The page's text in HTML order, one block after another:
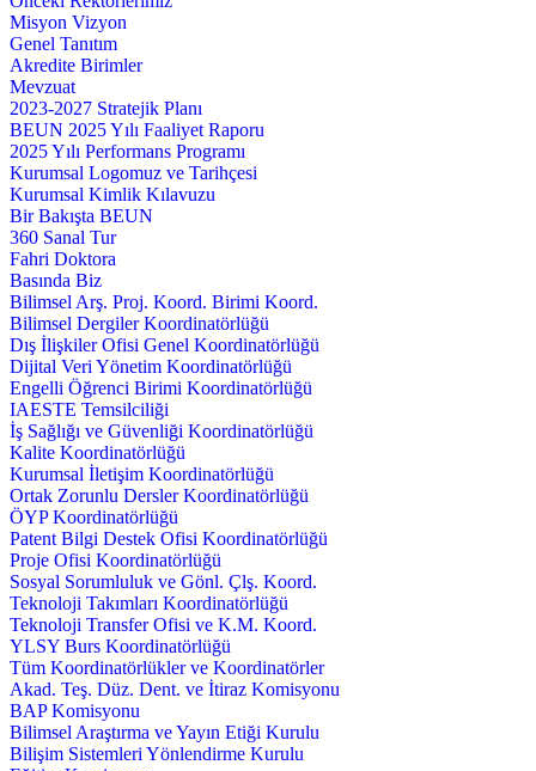
Misyon Vizyon
Genel Tanıtım
Akredite Birimler
Mevzuat
2023-2027 Stratejik Planı
BEUN 2025 Yılı Faaliyet Raporu
2025 Yılı Performans Programı
Kurumsal Logomuz ve Tarihçesi
Kurumsal Kimlik Kılavuzu
Bir Bakışta BEUN
360 Sanal Tur
Fahri Doktora
Basında Biz
Bilimsel Arş. Proj. Koord. Birimi Koord.
Bilimsel Dergiler Koordinatörlüğü
Dış İlişkiler Ofisi Genel Koordinatörlüğü
Dijital Veri Yönetim Koordinatörlüğü
Engelli Öğrenci Birimi Koordinatörlüğü
IAESTE Temsilciliği
İş Sağlığı ve Güvenliği Koordinatörlüğü
Kalite Koordinatörlüğü
Kurumsal İletişim Koordinatörlüğü
Ortak Zorunlu Dersler Koordinatörlüğü
ÖYP Koordinatörlüğü
Patent Bilgi Destek Ofisi Koordinatörlüğü
Proje Ofisi Koordinatörlüğü
Sosyal Sorumluluk ve Gönl. Çlş. Koord.
Teknoloji Takımları Koordinatörlüğü
Teknoloji Transfer Ofisi ve K.M. Koord.
YLSY Burs Koordinatörlüğü
Tüm Koordinatörlükler ve Koordinatörler
Akad. Teş. Düz. Dent. ve İtiraz Komisyonu
BAP Komisyonu
Bilimsel Araştırma ve Yayın Etiği Kurulu
Bilişim Sistemleri Yönlendirme Kurulu